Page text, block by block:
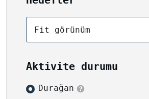
Fit görünüm
Aktivite durumu
Durağan